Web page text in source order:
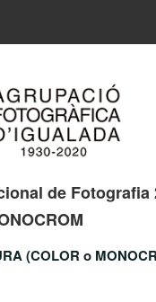
de Fotografia
(COLOR o